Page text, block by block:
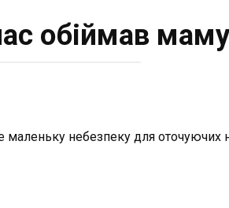
обіймав
маленьку небезпеку для оточуючих